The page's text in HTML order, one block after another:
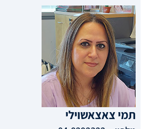
תמיצאצאשוילי